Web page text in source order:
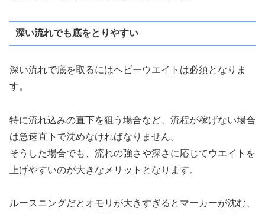
深い流れでも底をとりやすい
深い流れで底を取るにはヘビーウエイトは必須となりま
す。
特に流れ込みの直下を狙う場合など、流程が稼げない場合
は急速直下で沈めなければなりません。
そうした場合でも、流れの強さや深さに応じてウエイトを
上げやすいのが大きなメリットとなります。
ルースニングだとオモリが大きすぎるとマーカーが沈む、